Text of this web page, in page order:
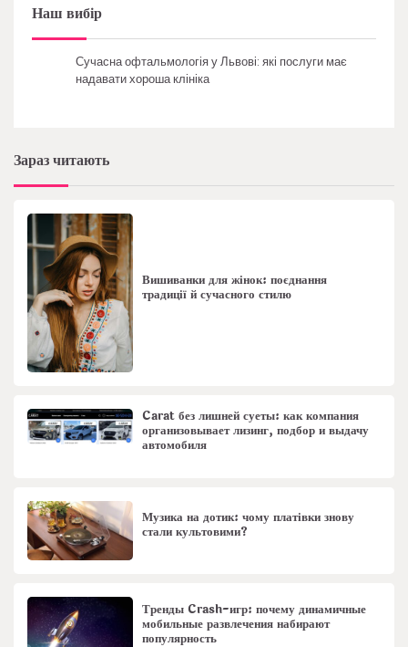
Наш вибір
Сучасна офтальмологія у Львові: які послуги має
надавати хороша клініка
Зараз читають
Вишиванки для жінок: поєднання
традиції й сучасного стилю
Carat без лишней суеты: как компания
организовывает лизинг, подбор и выдачу
автомобиля
Музика на дотик: чому платівки знову
стали культовими?
Тренды Crash-игр: почему динамичные
мобильные развлечения набирают
популярность